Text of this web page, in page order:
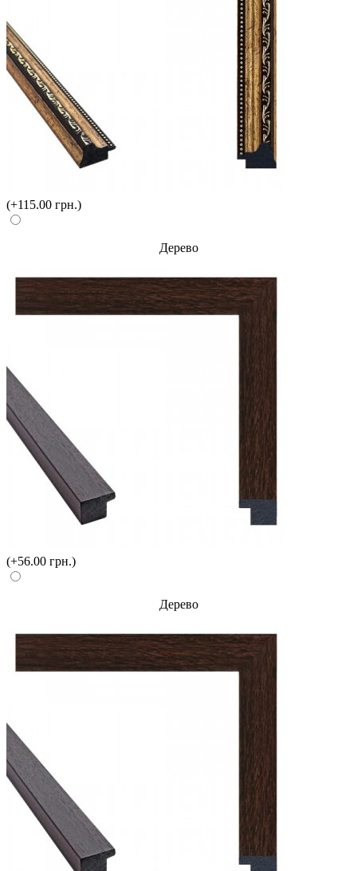
(+115.00 грн.)
Дерево
(+56.00 грн.)
Дерево